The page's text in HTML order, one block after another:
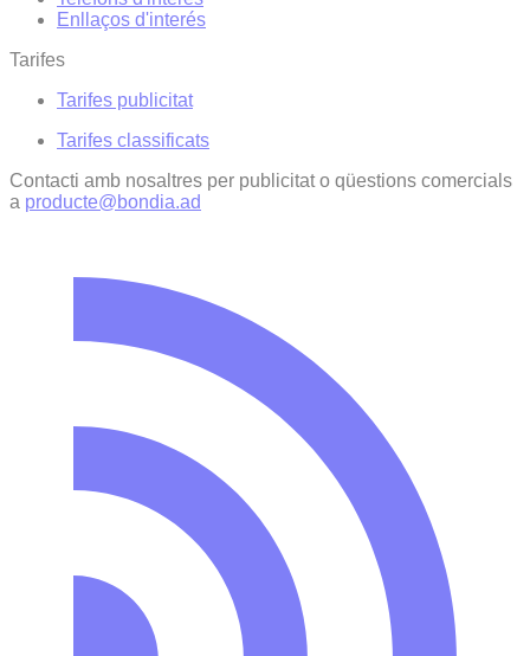
Enllaços d'interés
Tarifes
Tarifes publicitat
Tarifes classificats
Contacti amb nosaltres per publicitat o qüestions comercials
a producte@bondia.ad